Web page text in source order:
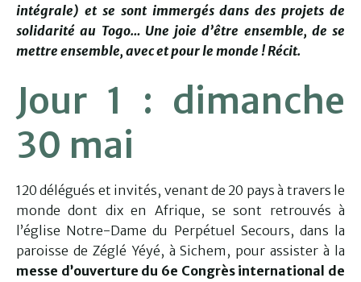
intégrale) et se sont immergés dans des projets de
solidarité au Togo… Une joie d’être ensemble, de se
mettre ensemble, avec et pour le monde ! Récit.
Jour 1 : dimanche
30 mai
120 délégués et invités, venant de 20 pays à travers le
monde dont dix en Afrique, se sont retrouvés à
l’église Notre-Dame du Perpétuel Secours, dans la
paroisse de Zéglé Yéyé, à Sichem, pour assister à la
messe d’ouverture du 6e Congrès international de